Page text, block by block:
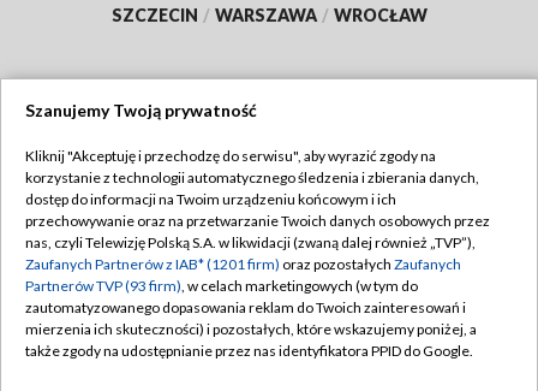
SZCZECIN / WARSZAWA / WROCŁAW
TVP
Abonament TVP
Emisja w TVP
Centrum informacji TVP
Naziemna Telewizja Cyfrowa
Regulamin TVP
Polityka prywatności
Moje zgody
Pomoc
Szanujemy Twoją prywatność
Kliknij "Akceptuję i przechodzę do serwisu", aby wyrazić zgody na
korzystanie z technologii automatycznego śledzenia i zbierania danych,
dostęp do informacji na Twoim urządzeniu końcowym i ich
przechowywanie oraz na przetwarzanie Twoich danych osobowych przez
nas, czyli Telewizję Polską S.A. w likwidacji (zwaną dalej również „TVP”),
Zaufanych Partnerów z IAB* (1201 firm) oraz pozostałych Zaufanych
Partnerów TVP (93 firm), w celach marketingowych (w tym do
zautomatyzowanego dopasowania reklam do Twoich zainteresowań i
mierzenia ich skuteczności) i pozostałych, które wskazujemy poniżej, a
także zgody na udostępnianie przez nas identyfikatora PPID do Google.